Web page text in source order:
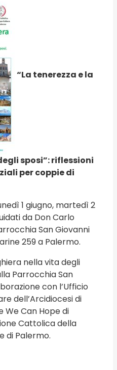
“La tenerezza e la
sposi”: riflessioni
per coppie di
1 giugno, martedì 2
da Don Carlo
San Giovanni
259 a Palermo.
nella vita degli
Parrocchia San
con l’Ufficio
dell’Arcidiocesi di
We Can Hope di
Cattolica della
di Palermo.